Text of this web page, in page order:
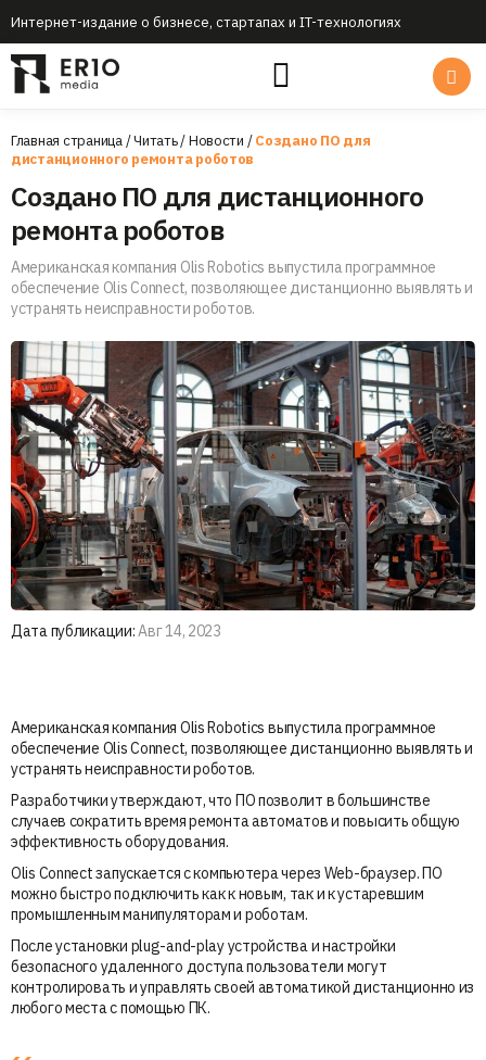
Интернет-издание о бизнесе, стартапах и IT-технологиях
Главная страница/Читать/Новости /Создано ПО для
дистанционного ремонта роботов
Создано ПО для дистанционного
ремонта роботов
Американская компания Olis Robotics выпустила программное
обеспечение Olis Connect, позволяющее дистанционно выявлять и
устранять неисправности роботов.
Дата публикации:Авг 14, 2023
Американская компания Olis Robotics выпустила программное
обеспечение Olis Connect, позволяющее дистанционно выявлять и
устранять неисправности роботов.
Разработчики утверждают, что ПО позволит в большинстве
случаев сократить время ремонта автоматов и повысить общую
эффективность оборудования.
Olis Connect запускается с компьютера через Web-браузер. ПО
можно быстро подключить как к новым, так и к устаревшим
промышленным манипуляторам и роботам.
После установки plug-and-play устройства и настройки
безопасного удаленного доступа пользователи могут
контролировать и управлять своей автоматикой дистанционно из
любого места с помощью ПК.